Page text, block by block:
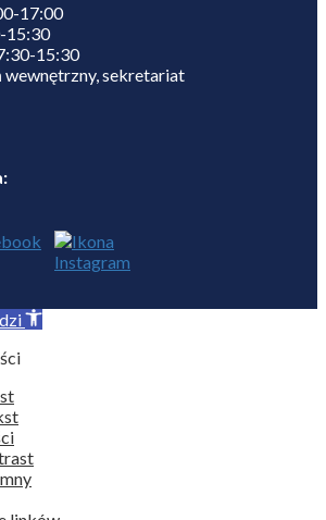
17:00
15:30
15:30
wewnętrzny, sekretariat